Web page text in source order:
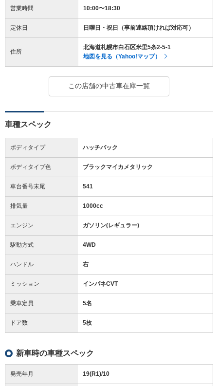
営業時間 10:00〜18:30
定休日 日曜日・祝日（事前連絡頂ければ対応可）
住所
北海道札幌市白石区米里5条2-5-1
地図を見る（Yahoo!マップ）
この店舗の中古車在庫一覧
車種スペック
ボディタイプ ハッチバック
ボディタイプ色 ブラックマイカメタリック
車台番号末尾 541
排気量 1000cc
エンジン ガソリン(レギュラー)
駆動方式 4WD
ハンドル 右
ミッション インパネCVT
乗車定員 5名
ドア数 5枚
新車時の車種スペック
発売年月 19(R1)/10